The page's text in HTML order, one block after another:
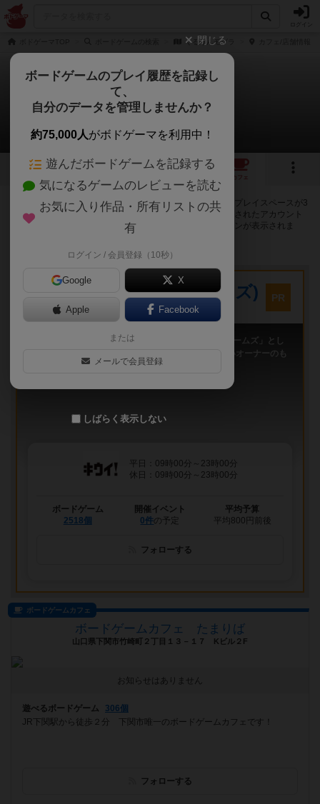
くるりんモグラ
くるりんモグラ
3店のカフェ/スペースが提供中
4 2
カフェ
くるりんモグラで遊ぶことができるボードゲームカフェ・プレイスペースが3
店登録されています。公開プロフィールの都道府県が設定されたアカウント
でログインすると、同じ都道府県内の店舗に絞り込むボタンが表示されま
キウイ！(旧:キウイゲームズ)
大阪府大阪市中央区森ノ宮中央2-8-2 永田中央ビル2階
PR
「キウイ！」は、2011年9月大阪日本橋で「キウイゲームズ」とし
てスタートしたボードゲームカフェです。 今は新しいオーナーのも
平日：09時00分～23時00分
休日：09時00分～23時00分
ボードゲーム
2518個
開催イベント
0件の予定
平均予算
平均800円前後
フォローする
ボードゲームカフェ
ボードゲームカフェ たまりば
山口県下関市竹崎町２丁目１３－１７ Kビル２F
お知らせはありません
遊べるボードゲーム
306個
JR下関駅から徒歩２分 下関市唯一のボードゲームカフェです！
フォローする
閉じる
ボードゲームのプレイ履歴を記録し
て、
自分のデータを管理しませんか？
約75,000人がボドゲーマを利用中！
遊んだボードゲームを記録する
気になるゲームのレビューを読む
お気に入り作品・所有リストの共
有
ログイン / 会員登録（10秒）
Google X
Apple Facebook
または
メールで会員登録
しばらく表示しない